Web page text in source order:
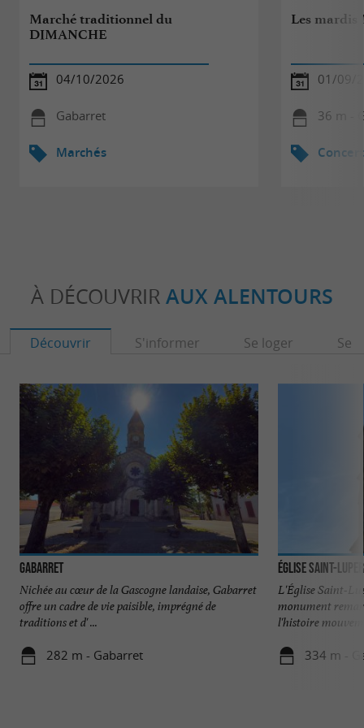
Marché traditionnel du
DIMANCHE
04/10/2026
Gabarret
Marchés
Les mardis
01/09/
36 m -
À DÉCOUVRIR AUX ALENTOURS
Découvrir S'informer Se loger Se
Gabarret
Nichée au cœur de la Gascogne landaise, Gabarret
offre un cadre de vie paisible, imprégné de
traditions et d' ...
282 m - Gabarret
Église Saint-
L'Église Saint-
monument
l'histoire
334 m -